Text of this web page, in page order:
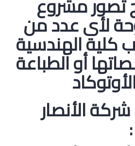
لأى عدد من
كلية الهندسية
أو الطباعة
الأنصار